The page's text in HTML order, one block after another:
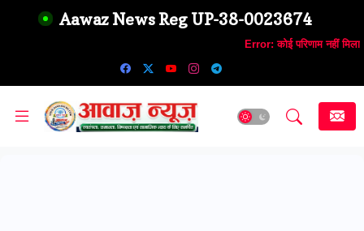
Aawaz News Reg UP-38-0023674
Error: कोई परिणाम नहीं मिला